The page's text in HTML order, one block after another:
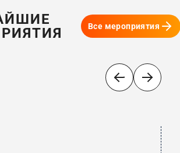
Все мероприятия